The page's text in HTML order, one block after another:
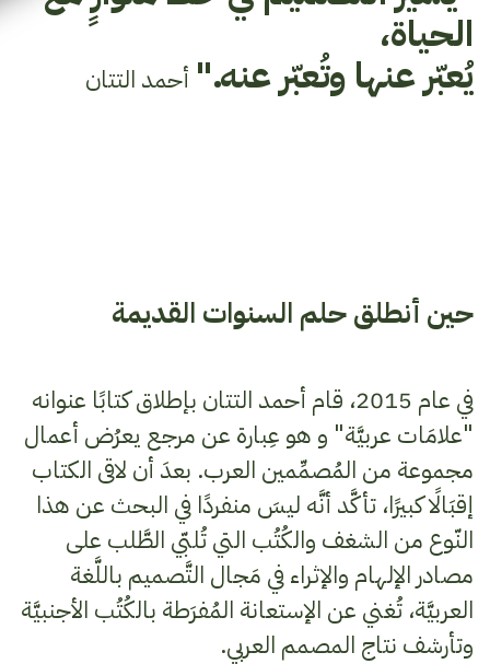
الحياة،
يُعبّر عنها وتُعبّر عنه." أحمد التتان
حين أنطلق حلم السنوات القديمة
في عام 2015، قام أحمد التتان بإطلاق كتابًا عنوانه
"علامَات عربيَّة" و هو عِبارة عن مرجع يعرُض أعمال
مجموعة من المُصمِّمين العرب. بعدَ أن لاقى الكتاب
إقبَالًا كبيرًا، تأكَّد أنَّه ليسَ منفردًا في البحث عن هذا
النّوع من الشغف والكُتُب التي تُلبّي الطَّلب على
مصادر الإلهام والإثراء في مَجال التَّصميم باللَّغة
العربيَّة، تُغني عن الإستعانة المُفرَطة بالكُتُب الأجنبيَّة
وتأرشف نتاج المصمم العربي.